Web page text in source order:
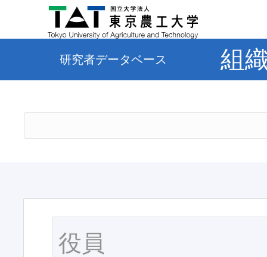
研究者データベース 組
役員